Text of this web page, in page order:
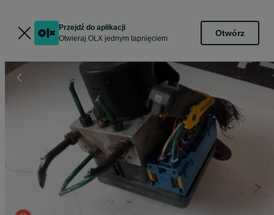
Przejdź do aplikacji
Otwieraj OLX jednym tapnięciem
Otwórz